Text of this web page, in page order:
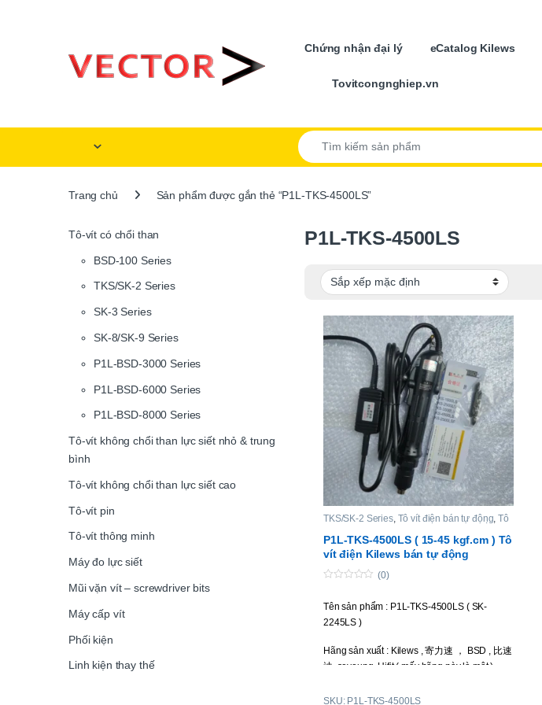
Chứng nhận đại lý eCatalog Kilews
Tovitcongnghiep.vn
Search for:
Trang chủ Sản phẩm được gắn thẻ “P1L-TKS-4500LS”
P1L-TKS-4500LS
TKS/SK-2 Series, Tô vít điện bán tự động,Tô
P1L-TKS-4500LS ( 15-45 kgf.cm ) Tô
vít điện Kilews bán tự động
t
o
5
(0)
Tên sản phẩm : P1L-TKS-4500LS ( SK-
2245LS )
Hãng sản xuất : Kilews , 寄力速 ， BSD , 比速
迪, seyoung, Hifit ( mấy hãng này là một )
Loại tô vít : Bán tự động, chổi than ngoài.
SKU: P1L-TKS-4500LS
Tô-vít có chổi than
BSD-100 Series
TKS/SK-2 Series
SK-3 Series
SK-8/SK-9 Series
P1L-BSD-3000 Series
P1L-BSD-6000 Series
P1L-BSD-8000 Series
Tô-vít không chổi than lực siết nhỏ & trung
bình
Tô-vít không chổi than lực siết cao
Tô-vít pin
Tô-vít thông minh
Máy đo lực siết
Mũi vặn vít – screwdriver bits
Máy cấp vít
Phối kiện
Linh kiện thay thế